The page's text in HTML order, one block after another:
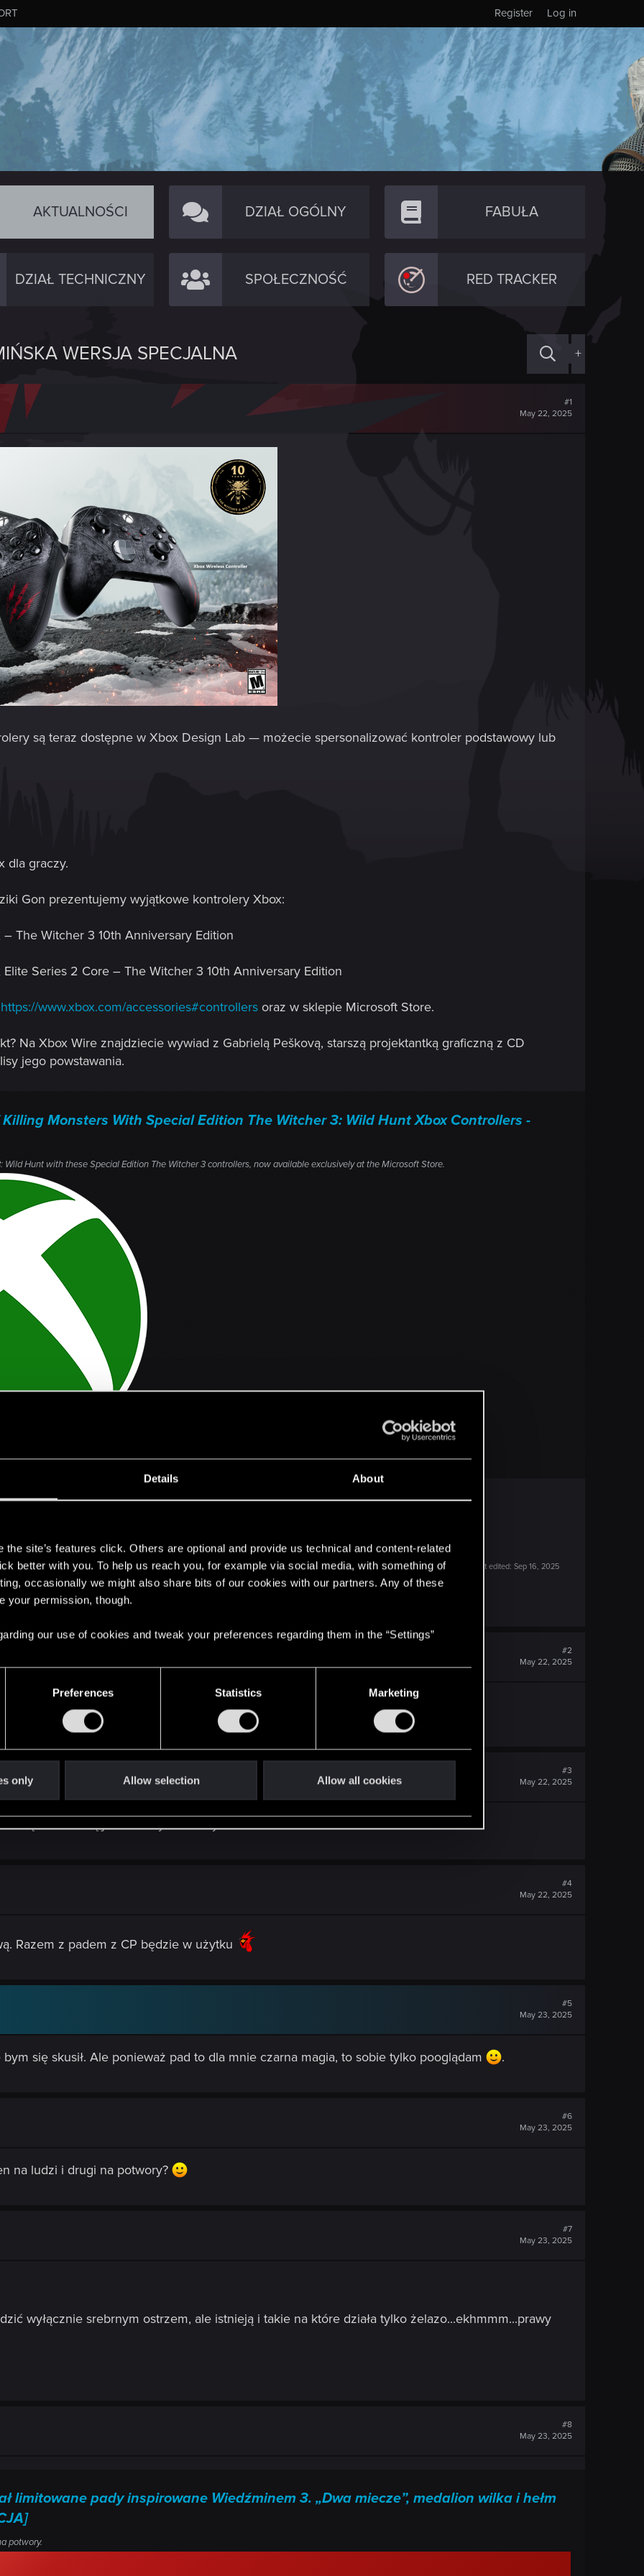
Details About
the site’s features click. Others are optional and provide us technical and content-related
better with you. To help us reach you, for example via social media, with something of
occasionally we might also share bits of our cookies with our partners. Any of these
your permission, though.
our use of cookies and tweak your preferences regarding them in the “Settings”
Preferences Statistics Marketing
only Allow selection Allow all cookies
Log in
Register
AKTUALNOŚCI DZIAŁ OGÓLNY FABUŁA
DZIAŁ TECHNICZNY SPOŁECZNOŚĆ RED TRACKER
WERSJA SPECJALNA +
#1
May 22, 2025
są teraz dostępne w Xbox Design Lab — możecie spersonalizować kontroler podstawowy lub
dla graczy.
Gon prezentujemy wyjątkowe kontrolery Xbox:
The Witcher 3 10th Anniversary Edition
Series 2 Core – The Witcher 3 10th Anniversary Edition
https://www.xbox.com/accessories#controllers oraz w sklepie Microsoft Store.
Na Xbox Wire znajdziecie wywiad z Gabrielą Peškovą, starszą projektantką graficzną z CD
jego powstawania.
Killing Monsters With Special Edition The Witcher 3: Wild Hunt Xbox Controllers -
Wild Hunt with these Special Edition The Witcher 3 controllers, now available exclusively at the Microsoft Store.
news.xbox.com
tak dobrze!
Last edited: Sep 16, 2025
#2
May 22, 2025
#3
May 22, 2025
z tą czerwienią jest niezwykle estetyczna.
#4
May 22, 2025
Razem z padem z CP będzie w użytku
#5
May 23, 2025
się skusił. Ale ponieważ pad to dla mnie czarna magia, to sobie tylko pooglądam .
#6
May 23, 2025
na ludzi i drugi na potwory?
#7
May 23, 2025
wyłącznie srebrnym ostrzem, ale istnieją i takie na które działa tylko żelazo...ekhmmm...prawy
#8
May 23, 2025
limitowane pady inspirowane Wiedźminem 3. „Dwa miecze”, medalion wilka i hełm
potwory.